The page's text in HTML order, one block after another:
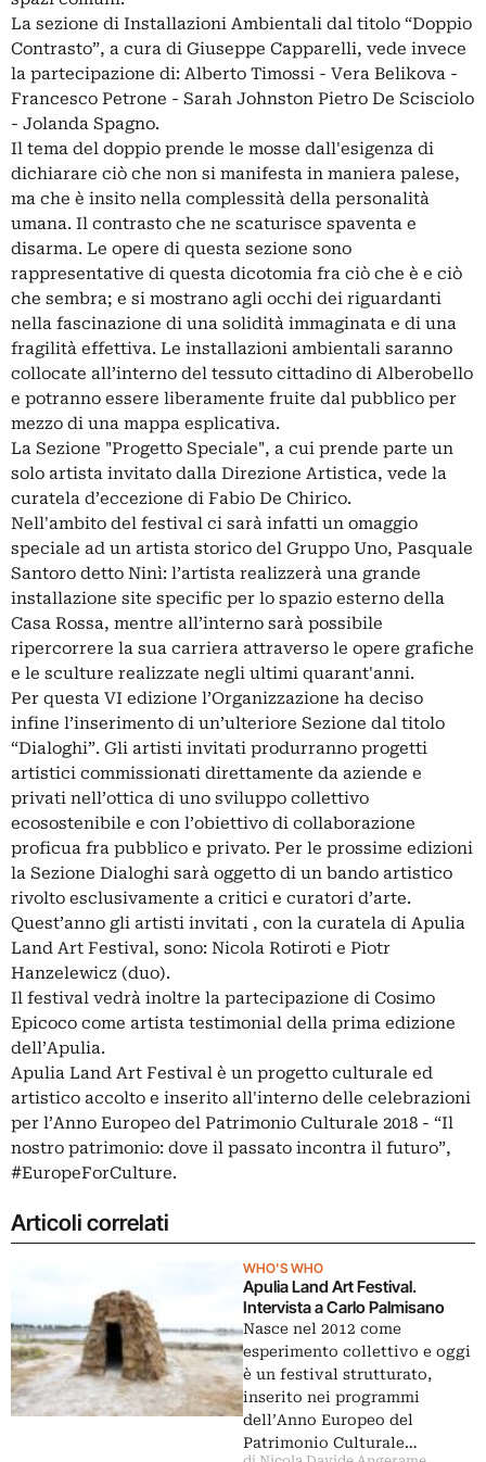
La sezione di Installazioni Ambientali dal titolo “Doppio
Contrasto”, a cura di Giuseppe Capparelli, vede invece
la partecipazione di: Alberto Timossi - Vera Belikova -
Francesco Petrone - Sarah Johnston Pietro De Scisciolo
- Jolanda Spagno.
Il tema del doppio prende le mosse dall'esigenza di
dichiarare ciò che non si manifesta in maniera palese,
ma che è insito nella complessità della personalità
umana. Il contrasto che ne scaturisce spaventa e
disarma. Le opere di questa sezione sono
rappresentative di questa dicotomia fra ciò che è e ciò
che sembra; e si mostrano agli occhi dei riguardanti
nella fascinazione di una solidità immaginata e di una
fragilità effettiva. Le installazioni ambientali saranno
collocate all’interno del tessuto cittadino di Alberobello
e potranno essere liberamente fruite dal pubblico per
mezzo di una mappa esplicativa.
La Sezione "Progetto Speciale", a cui prende parte un
solo artista invitato dalla Direzione Artistica, vede la
curatela d’eccezione di Fabio De Chirico.
Nell'ambito del festival ci sarà infatti un omaggio
speciale ad un artista storico del Gruppo Uno, Pasquale
Santoro detto Ninì: l’artista realizzerà una grande
installazione site specific per lo spazio esterno della
Casa Rossa, mentre all’interno sarà possibile
ripercorrere la sua carriera attraverso le opere grafiche
e le sculture realizzate negli ultimi quarant'anni.
Per questa VI edizione l’Organizzazione ha deciso
infine l’inserimento di un’ulteriore Sezione dal titolo
“Dialoghi”. Gli artisti invitati produrranno progetti
artistici commissionati direttamente da aziende e
privati nell’ottica di uno sviluppo collettivo
ecosostenibile e con l’obiettivo di collaborazione
proficua fra pubblico e privato. Per le prossime edizioni
la Sezione Dialoghi sarà oggetto di un bando artistico
rivolto esclusivamente a critici e curatori d’arte.
Quest’anno gli artisti invitati , con la curatela di Apulia
Land Art Festival, sono: Nicola Rotiroti e Piotr
Hanzelewicz (duo).
Il festival vedrà inoltre la partecipazione di Cosimo
Epicoco come artista testimonial della prima edizione
dell’Apulia.
Apulia Land Art Festival è un progetto culturale ed
artistico accolto e inserito all'interno delle celebrazioni
per l’Anno Europeo del Patrimonio Culturale 2018 - “Il
nostro patrimonio: dove il passato incontra il futuro”,
#EuropeForCulture.
Articoli correlati
WHO'S WHO
Apulia Land Art Festival.
Intervista a Carlo Palmisano
Nasce nel 2012 come
esperimento collettivo e oggi
è un festival strutturato,
inserito nei programmi
dell’Anno Europeo del
Patrimonio Culturale…